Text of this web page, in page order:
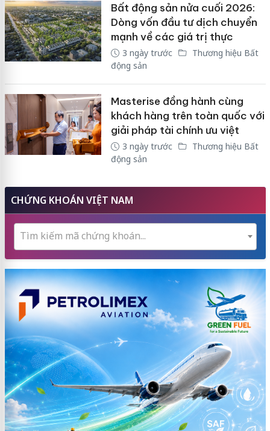
Bất động sản nửa cuối 2026:
Dòng vốn đầu tư dịch chuyển
mạnh về các giá trị thực
3 ngày trước
Thương hiệu Bất
động sản
Masterise đồng hành cùng
khách hàng trên toàn quốc với
giải pháp tài chính ưu việt
3 ngày trước
Thương hiệu Bất
động sản
CHỨNG KHOÁN VIỆT NAM
Tìm kiếm mã chứng khoán...